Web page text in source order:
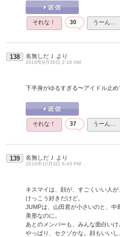
それな！ 30 うーん…
138 名無しだＪ より
2016年9月30日 2:16 AM
下半身がゆるすぎる〜アイドル止め
それな！ 37 うーん…
139 名無しだＪ より
2016年10月3日 6:43 PM
キスマイは、顔が、すごくいい人が
けっこう好きだけど。
JUMPは、山田君が小さいのと、
美形なのに。
あとのメンバーも、みんな面白いけ
やっぱり、セクゾかな。顔もいい